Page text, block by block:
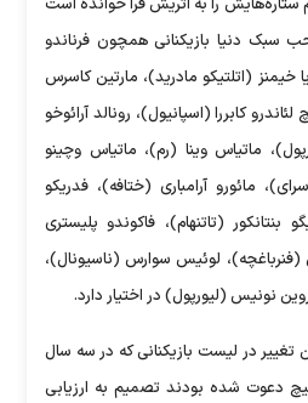
ستاره‌هایش را به اتریش فرا خوانده است
سبک دنیا بازیکنانی همچون فرناندو
خیمنز (اتلتیکو مادرید)، مارتین کاسرس
کابررا (اسپانیول)، رونالد آرائوخو
ماتیاس وینا (رم)، ماتیاس وچینو
مائورو آرامباری (ختافه)، فدریکو
بنتانکور (تاتنهام)، فاکوندو پلیستری
لوئیس سوارس (ناسیونال)،
نونیس (لیورپول) در اختیار دارد.
در لیست بازیکنانی که در سه سال
دعوت شده بودند تصمیم به ارزیابی